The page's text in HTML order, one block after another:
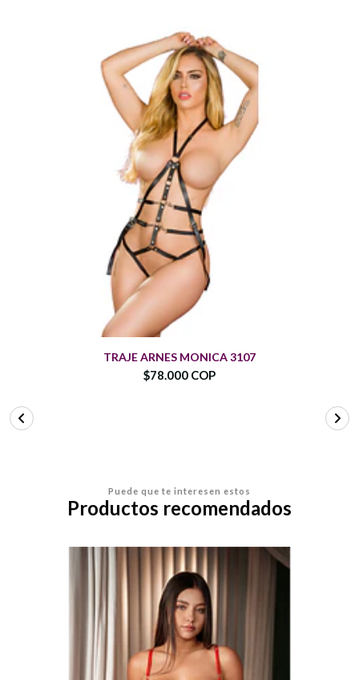
TRAJE ARNES MONICA 3107
$78.000 COP
Puede que te interesen estos
Productos recomendados